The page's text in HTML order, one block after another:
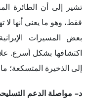
فقط، وهو ما يعني أنها لا
بعض المسيرات
اكتشافها بشكل أسرع.
إلى الذخيرة المتسكعة؛
د– مواصلة الدعم